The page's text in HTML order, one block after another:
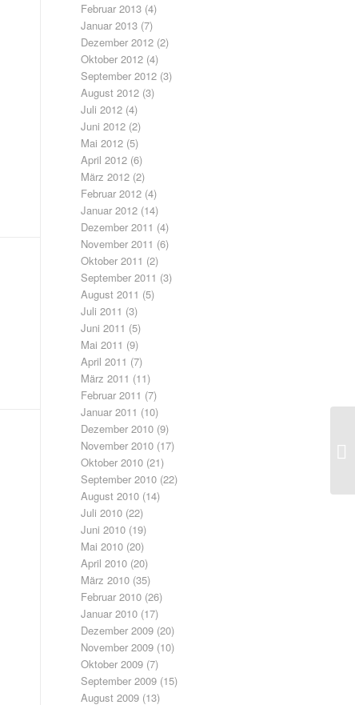
Februar 2013 (4)
Januar 2013 (7)
Dezember 2012 (2)
Oktober 2012 (4)
September 2012 (3)
August 2012 (3)
Juli 2012 (4)
Juni 2012 (2)
Mai 2012 (5)
April 2012 (6)
März 2012 (2)
Februar 2012 (4)
Januar 2012 (14)
Dezember 2011 (4)
November 2011 (6)
Oktober 2011 (2)
September 2011 (3)
August 2011 (5)
Juli 2011 (3)
Juni 2011 (5)
Mai 2011 (9)
April 2011 (7)
März 2011 (11)
Februar 2011 (7)
Januar 2011 (10)
Dezember 2010 (9)
November 2010 (17)
Oktober 2010 (21)
September 2010 (22)
August 2010 (14)
Juli 2010 (22)
Juni 2010 (19)
Mai 2010 (20)
April 2010 (20)
März 2010 (35)
Februar 2010 (26)
Januar 2010 (17)
Dezember 2009 (20)
November 2009 (10)
Oktober 2009 (7)
September 2009 (15)
August 2009 (13)